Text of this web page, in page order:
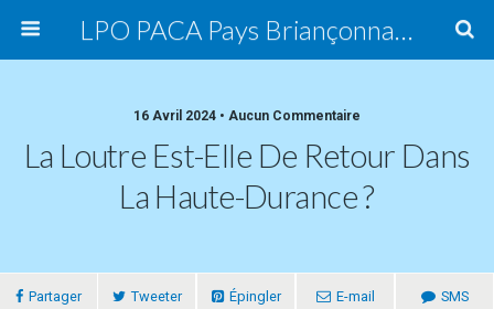
LPO PACA Pays Briançonnais, groupe local
16 Avril 2024 • Aucun Commentaire
La Loutre Est-Elle De Retour Dans
La Haute-Durance ?
Partager Tweeter Épingler E-mail SMS